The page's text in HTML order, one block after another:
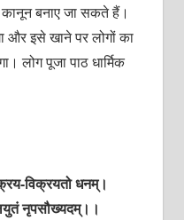
बनाए जा सकते हैं।
और इसे खाने पर लोगों का
लोग पूजा पाठ धार्मिक
विक्रयतो धनम्।
नृपसौख्यदम्।।